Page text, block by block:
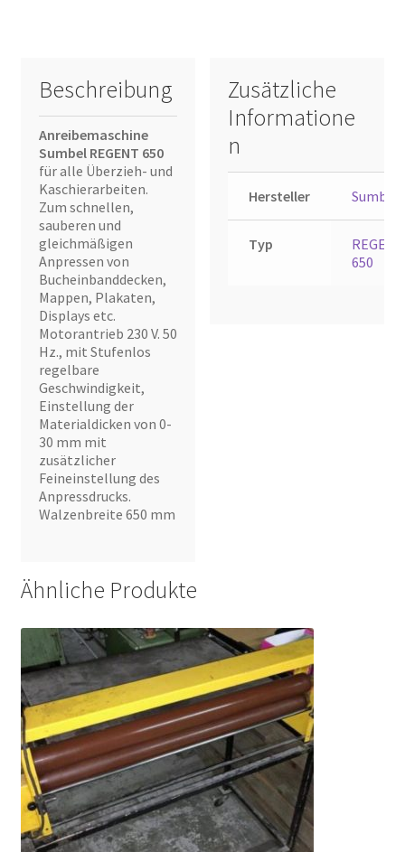
Beschreibung
Anreibemaschine
Sumbel REGENT 650
für alle Überzieh- und
Kaschierarbeiten.
Zum schnellen,
sauberen und
gleichmäßigen
Anpressen von
Bucheinbanddecken,
Mappen, Plakaten,
Displays etc.
Motorantrieb 230 V. 50
Hz., mit Stufenlos
regelbare
Geschwindigkeit,
Einstellung der
Materialdicken von 0-
30 mm mit
zusätzlicher
Feineinstellung des
Anpressdrucks.
Walzenbreite 650 mm
Zusätzliche
Informatione
n
Hersteller Sumbel
Typ
REGENT
650
Ähnliche Produkte